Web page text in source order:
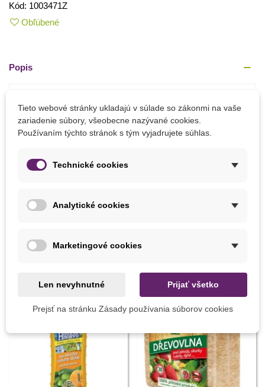
Kód: 1003471Z
Obľúbené
Popis
Semená nesmieme vysievať von pred 15. májom. Vždy
vysievame spolu 3 až 4 semená, 2 cm hlboko do zeme.
humózna pôda a dobrá zálievka. Spon: 200 x 100 cm.
Detaily produktu
MOHLI BYSTE EŠTE POTREBOVAŤ
Tieto webové stránky ukladajú v súlade so zákonmi na vaše
zariadenie súbory, všeobecne nazývané cookies.
Používaním týchto stránok s tým vyjadrujete súhlas.
Technické cookies
Analytické cookies
Marketingové cookies
Len nevyhnutné Prijať všetko
Prejsť na stránku Zásady používania súborov cookies